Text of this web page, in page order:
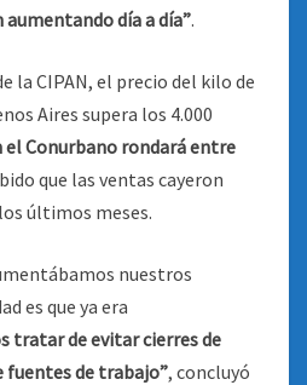
día a día”.
la CIPAN, el precio del kilo de
Aires supera los 4.000
el Conurbano rondará entre
que las ventas cayeron
últimos meses.
nuestros
es que ya era
tratar de evitar cierres de
fuentes de trabajo”, concluyó